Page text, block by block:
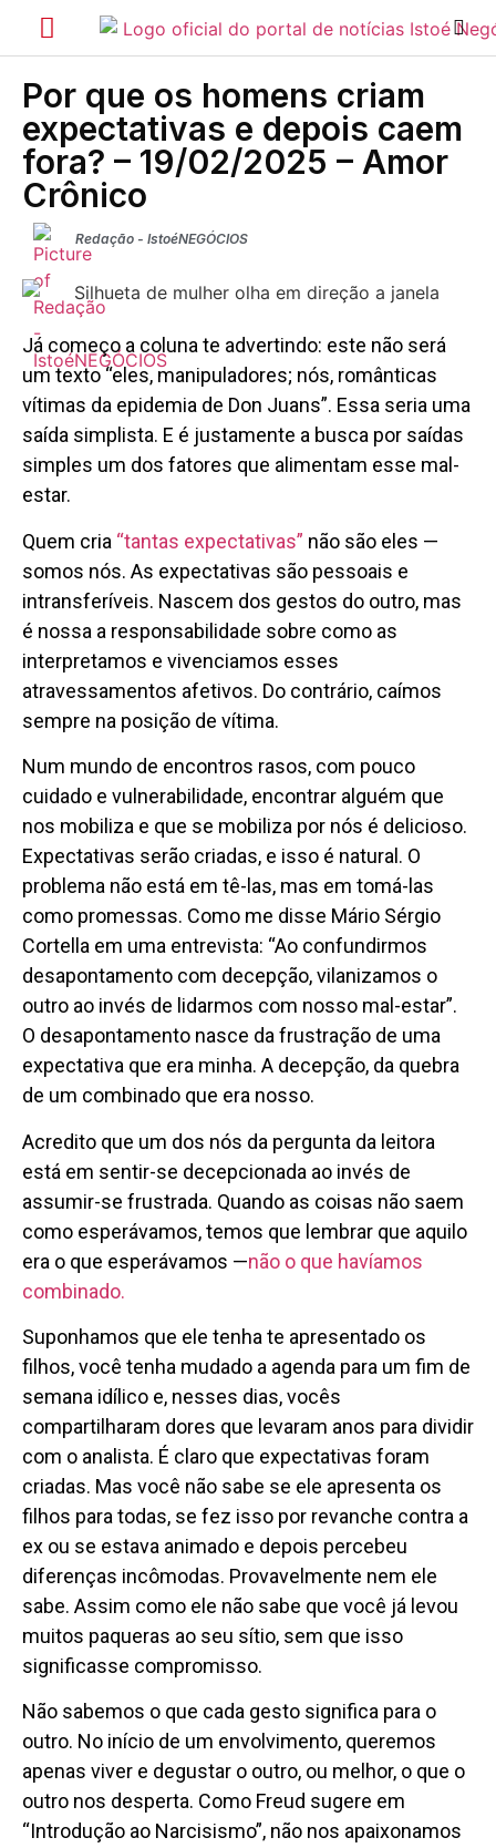
Por que os homens criam
expectativas e depois caem
fora? – 19/02/2025 – Amor
Crônico
Redação - IstoéNEGÓCIOS
Já começo a coluna te advertindo: este não será
um texto “eles, manipuladores; nós, românticas
vítimas da epidemia de Don Juans”. Essa seria uma
saída simplista. E é justamente a busca por saídas
simples um dos fatores que alimentam esse mal-
estar.
Quem cria “tantas expectativas” não são eles —
somos nós. As expectativas são pessoais e
intransferíveis. Nascem dos gestos do outro, mas
é nossa a responsabilidade sobre como as
interpretamos e vivenciamos esses
atravessamentos afetivos. Do contrário, caímos
sempre na posição de vítima.
Num mundo de encontros rasos, com pouco
cuidado e vulnerabilidade, encontrar alguém que
nos mobiliza e que se mobiliza por nós é delicioso.
Expectativas serão criadas, e isso é natural. O
problema não está em tê-las, mas em tomá-las
como promessas. Como me disse Mário Sérgio
Cortella em uma entrevista: “Ao confundirmos
desapontamento com decepção, vilanizamos o
outro ao invés de lidarmos com nosso mal-estar”.
O desapontamento nasce da frustração de uma
expectativa que era minha. A decepção, da quebra
de um combinado que era nosso.
Acredito que um dos nós da pergunta da leitora
está em sentir-se decepcionada ao invés de
assumir-se frustrada. Quando as coisas não saem
como esperávamos, temos que lembrar que aquilo
era o que esperávamos —não o que havíamos
combinado.
Suponhamos que ele tenha te apresentado os
filhos, você tenha mudado a agenda para um fim de
semana idílico e, nesses dias, vocês
compartilharam dores que levaram anos para dividir
com o analista. É claro que expectativas foram
criadas. Mas você não sabe se ele apresenta os
filhos para todas, se fez isso por revanche contra a
ex ou se estava animado e depois percebeu
diferenças incômodas. Provavelmente nem ele
sabe. Assim como ele não sabe que você já levou
muitos paqueras ao seu sítio, sem que isso
significasse compromisso.
Não sabemos o que cada gesto significa para o
outro. No início de um envolvimento, queremos
apenas viver e degustar o outro, ou melhor, o que o
outro nos desperta. Como Freud sugere em
“Introdução ao Narcisismo”, não nos apaixonamos